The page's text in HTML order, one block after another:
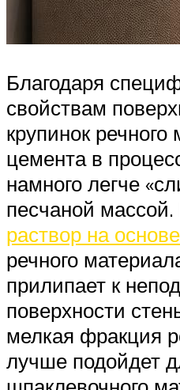
Благодаря
свойствам
крупинок
цемента в
намного легче
песчаной
раствор на
речного
прилипает к
поверхности
мелкая фракция
лучше подойдет